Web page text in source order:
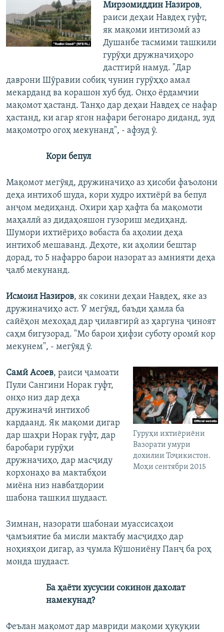
Мирзомиддин Назиров,
раиси деҳаи Навдеҳ гуфт,
як мақоми интизомӣ аз
Душанбе тасмими ташкили
гурӯҳи дружначиҳоро
дастгирӣ намуд. "Дар
даврони Шӯравии собиқ чунин гурӯҳҳо амал
мекарданд ва корашон хуб буд. Онҳо ёрдамчии
мақомот ҳастанд. Танҳо дар деҳаи Навдеҳ се нафар
ҳастанд, ки агар ягон нафари бегонаро диданд, зуд
мақомотро огоҳ мекунанд", - афзуд ӯ.
Кори бепул
Мақомот мегӯяд, дружиначиҳо аз ҳисоби фаъолони
деҳа интихоб шуда, кори худро ихтиёрӣ ва бепул
анҷом медиҳанд. Охири ҳар ҳафта ба мақомоти
маҳаллӣ аз дидаҳояшон гузориш медиҳанд.
Шумори ихтиёриҳо вобаста ба аҳолии деҳа
интихоб мешаванд. Деҳоте, ки аҳолии бештар
дорад, то 5 нафарро барои назорат аз амнияти деҳа
ҷалб мекунанд.
Исмоил Назиров, як сокини деҳаи Навдеҳ, яке аз
дружиначиҳо аст. Ӯ мегӯяд, баъди ҳамла ба
сайёҳон мехоҳад дар ҷилавгирӣ аз ҳаргуна ҷиноят
саҳм бигузорад. "Мо барои ҳифзи суботу оромӣ кор
мекунем", - мегӯяд ӯ.
Гуруҳи ихтиёриёни
Вазорати умури
дохилии Тоҷикистон.
Моҳи сентябри 2015
Самӣ Асоев, раиси ҷамоати
Пули Сангини Норак гуфт,
онҳо низ дар деҳа
дружиначӣ интихоб
кардаанд. Як мақоми дигар
дар шаҳри Норак гуфт, дар
баробари гурӯҳи
дружначиҳо, дар масҷиду
корхонаҳо ва мактабҳои
миёна низ навбатдории
шабона ташкил шудааст.
Зимнан, назорати шабонаи муассисаҳои
ҷамъиятие ба мисли мактабу масҷидҳо дар
ноҳияҳои дигар, аз ҷумла Кӯшониёну Панҷ ба роҳ
монда шудааст.
Ба ҳаёти хусусии сокинон дахолат
намекунад?
Феълан мақомот дар мавриди мақоми ҳуқуқии